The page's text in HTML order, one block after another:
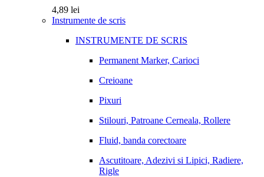
4,89 lei
Instrumente de scris
INSTRUMENTE DE SCRIS
Permanent Marker, Carioci
Creioane
Pixuri
Stilouri, Patroane Cerneala, Rollere
Fluid, banda corectoare
Ascutitoare, Adezivi si Lipici, Radiere,
Rigle